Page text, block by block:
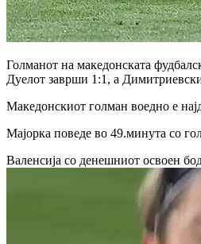
Голманот на македонската
Дуелот заврши 1:1, а
Македонскиот голман воедно е
Мајорка поведе во 49.минута со
Валенсија со денешниот освоен